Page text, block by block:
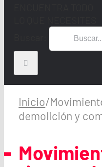
Inicio/
demolición y